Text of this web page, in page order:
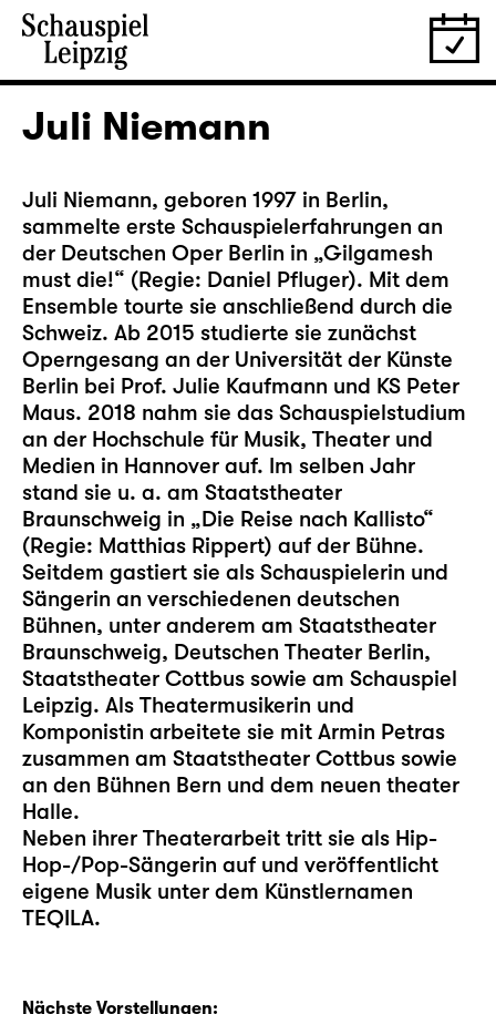
Juli Niemann
Juli Niemann, geboren 1997 in Berlin,
sammelte erste Schauspielerfahrungen an
der Deutschen Oper Berlin in „Gilgamesh
must die!“ (Regie: Daniel Pfluger). Mit dem
Ensemble tourte sie anschließend durch die
Schweiz. Ab 2015 studierte sie zunächst
Operngesang an der Universität der Künste
Berlin bei Prof. Julie Kaufmann und KS Peter
Maus. 2018 nahm sie das Schauspielstudium
an der Hochschule für Musik, Theater und
Medien in Hannover auf. Im selben Jahr
stand sie u. a. am Staatstheater
Braunschweig in „Die Reise nach Kallisto“
(Regie: Matthias Rippert) auf der Bühne.
Seitdem gastiert sie als Schauspielerin und
Sängerin an verschiedenen deutschen
Bühnen, unter anderem am Staatstheater
Braunschweig, Deutschen Theater Berlin,
Staatstheater Cottbus sowie am Schauspiel
Leipzig. Als Theatermusikerin und
Komponistin arbeitete sie mit Armin Petras
zusammen am Staatstheater Cottbus sowie
an den Bühnen Bern und dem neuen theater
Halle.
Neben ihrer Theaterarbeit tritt sie als Hip-
Hop-/Pop-Sängerin auf und veröffentlicht
eigene Musik unter dem Künstlernamen
TEQILA.
Nächste Vorstellungen: